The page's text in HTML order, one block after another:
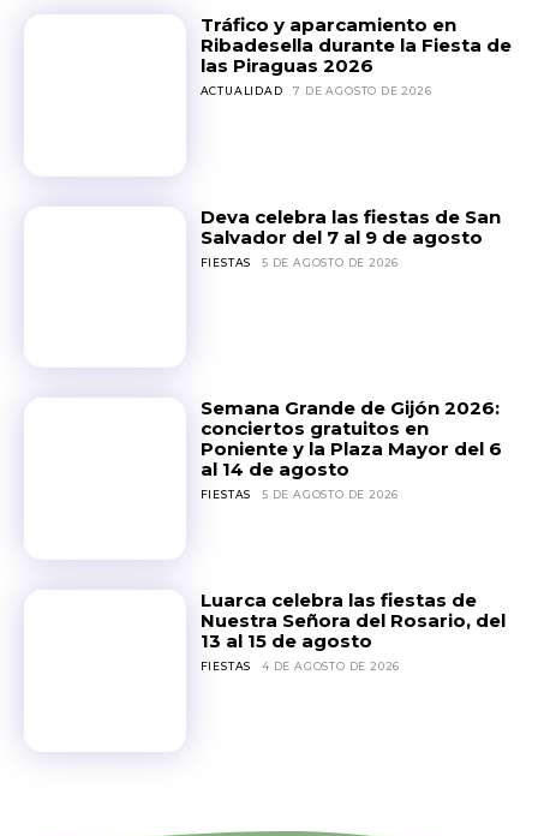
Tráfico y aparcamiento en
Ribadesella durante la Fiesta de
las Piraguas 2026
ACTUALIDAD 7 DE AGOSTO DE 2026
Deva celebra las fiestas de San
Salvador del 7 al 9 de agosto
FIESTAS 5 DE AGOSTO DE 2026
Semana Grande de Gijón 2026:
conciertos gratuitos en
Poniente y la Plaza Mayor del 6
al 14 de agosto
FIESTAS 5 DE AGOSTO DE 2026
Luarca celebra las fiestas de
Nuestra Señora del Rosario, del
13 al 15 de agosto
FIESTAS 4 DE AGOSTO DE 2026